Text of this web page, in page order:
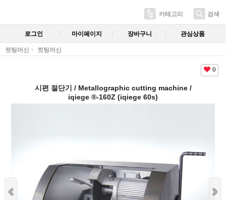
카테고리 검색
로그인 마이페이지 장바구니 관심상품
컷팅머신 컷팅머신
0
시편 절단기 / Metallographic cutting machine /
iqiege ®-160Z (iqiege 60s)